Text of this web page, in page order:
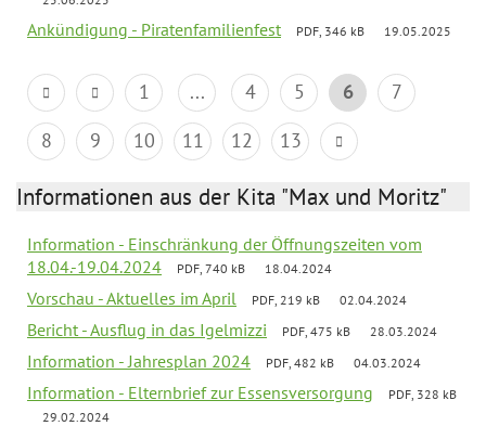
Ankündigung - Piratenfamilienfest PDF, 346 kB 19.05.2025
1 ... 4 5 6
7
8
9 10 11 12 13
Informationen aus der Kita "Max und Moritz"
Information - Einschränkung der Öffnungszeiten vom
18.04.-19.04.2024
PDF, 740 kB 18.04.2024
Vorschau - Aktuelles im April PDF, 219 kB 02.04.2024
Bericht - Ausflug in das Igelmizzi PDF, 475 kB 28.03.2024
Information - Jahresplan 2024 PDF, 482 kB 04.03.2024
Information - Elternbrief zur Essensversorgung
PDF, 328 kB
29.02.2024